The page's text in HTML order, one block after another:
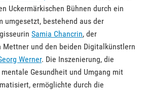
Uckermärkischen Bühnen durch ein
umgesetzt, bestehend aus der
Samia Chancrin, der
Mettner und den beiden Digitalkünstlern
Werner. Die Inszenierung, die
Gesundheit und Umgang mit
ermöglichte durch die